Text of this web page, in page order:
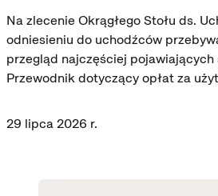
Na zlecenie Okrągłego Stołu ds.
odniesieniu do uchodźców
przegląd najczęściej
Przewodnik dotyczący opłat za
29 lipca 2026 r.